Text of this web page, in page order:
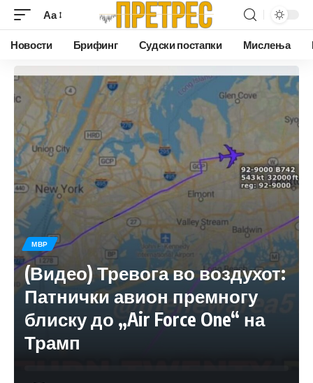
Аа
Новости Брифинг Судски постапки Мислења
МВР
(Видео) Тревога во воздухот:
Патнички авион премногу
блиску до „Air Force One“ на
Трамп